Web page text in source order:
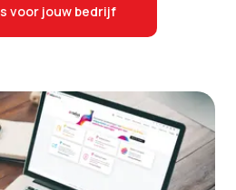
voor jouw bedrijf